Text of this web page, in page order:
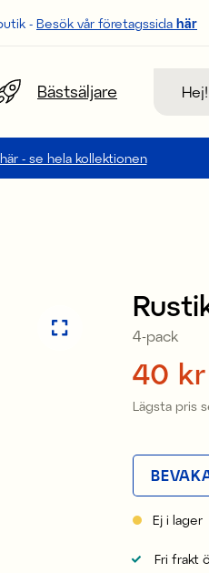
- Besök vår företagssida här
Bästsäljare
- se hela kollektionen
4-pack
Pris:
40 kr
Lägsta pris
Ej i lager
Fri frakt